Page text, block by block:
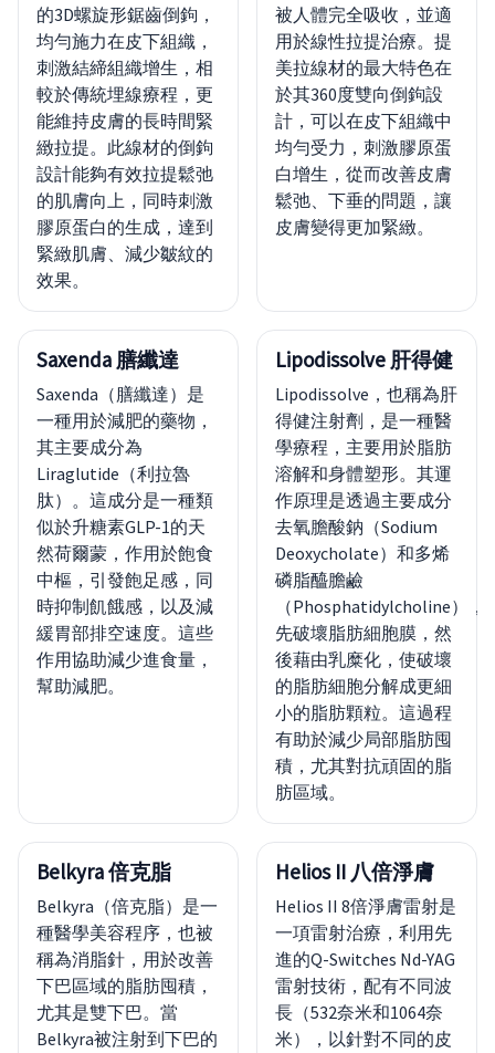
的3D螺旋形鋸齒倒鉤，
均勻施力在皮下組織，
刺激結締組織增生，相
較於傳統埋線療程，更
能維持皮膚的長時間緊
緻拉提。此線材的倒鉤
設計能夠有效拉提鬆弛
的肌膚向上，同時刺激
膠原蛋白的生成，達到
緊緻肌膚、減少皺紋的
效果。
被人體完全吸收，並適
用於線性拉提治療。提
美拉線材的最大特色在
於其360度雙向倒鉤設
計，可以在皮下組織中
均勻受力，刺激膠原蛋
白增生，從而改善皮膚
鬆弛、下垂的問題，讓
皮膚變得更加緊緻。
Saxenda 膳纖達
Saxenda（膳纖達）是
一種用於減肥的藥物，
其主要成分為
Liraglutide（利拉魯
肽）。這成分是一種類
似於升糖素GLP-1的天
然荷爾蒙，作用於飽食
中樞，引發飽足感，同
時抑制飢餓感，以及減
緩胃部排空速度。這些
作用協助減少進食量，
幫助減肥。
Lipodissolve 肝得健
Lipodissolve，也稱為肝
得健注射劑，是一種醫
學療程，主要用於脂肪
溶解和身體塑形。其運
作原理是透過主要成分
去氧膽酸鈉（Sodium
Deoxycholate）和多烯
磷脂醯膽鹼
（Phosphatidylcholine），
先破壞脂肪細胞膜，然
後藉由乳糜化，使破壞
的脂肪細胞分解成更細
小的脂肪顆粒。這過程
有助於減少局部脂肪囤
積，尤其對抗頑固的脂
肪區域。
Belkyra 倍克脂
Belkyra（倍克脂）是一
種醫學美容程序，也被
稱為消脂針，用於改善
下巴區域的脂肪囤積，
尤其是雙下巴。當
Belkyra被注射到下巴的
Helios II 八倍淨膚
Helios II 8倍淨膚雷射是
一項雷射治療，利用先
進的Q-Switches Nd-YAG
雷射技術，配有不同波
長（532奈米和1064奈
米），以針對不同的皮